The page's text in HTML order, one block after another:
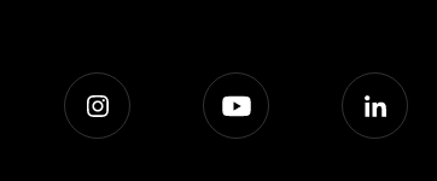
Facebook Instagram